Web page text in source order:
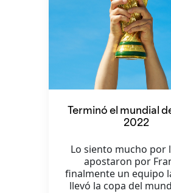
Terminó el mundial
2022
Lo siento mucho por
apostaron por
finalmente un equipo
llevó la copa del